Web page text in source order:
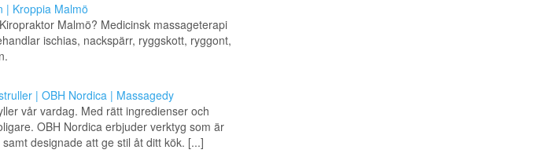
| Kroppia Malmö
Malmö? Medicinsk massageterapi
ischias, nackspärr, ryggskott, ryggont,
| OBH Nordica | Massagedy
vår vardag. Med rätt ingredienser och
OBH Nordica erbjuder verktyg som är
designade att ge stil åt ditt kök. [...]